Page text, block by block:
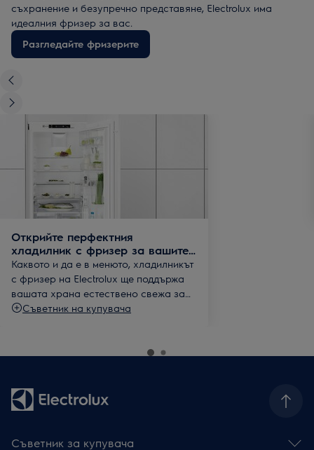
съхранение и безупречно представяне, Electrolux има
идеалния фризер за вас.
Разгледайте фризерите
Открийте перфектния
хладилник с фризер за вашите
нужди
Каквото и да е в менюто, хладилникът
с фризер на Electrolux ще поддържа
вашата храна естествено свежа за
по-дълго време.
Съветник на купувача
Съветник за купувача